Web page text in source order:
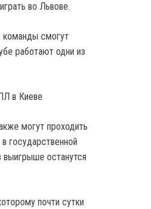
во Львове.
команды смогут
работают одни из
в Киеве
могут проходить
государственной
останутся
почти сутки